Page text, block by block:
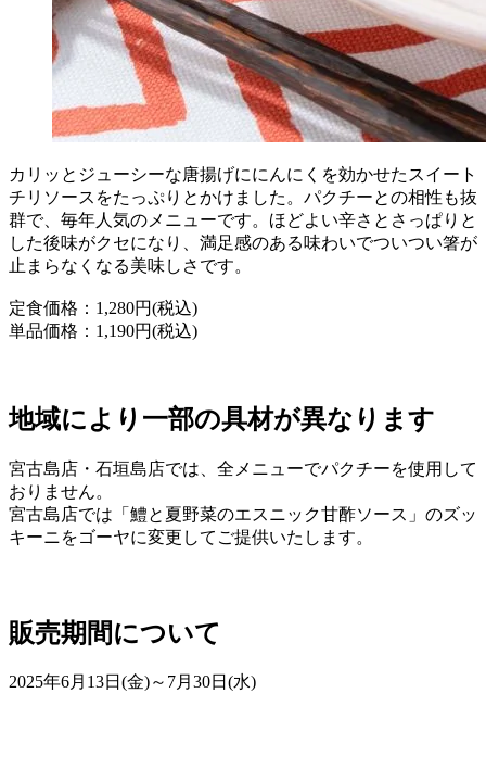
カリッとジューシーな唐揚げににんにくを効かせたスイート
チリソースをたっぷりとかけました。パクチーとの相性も抜
群で、毎年人気のメニューです。ほどよい辛さとさっぱりと
した後味がクセになり、満足感のある味わいでついつい箸が
止まらなくなる美味しさです。
定食価格：1,280円(税込)
単品価格：1,190円(税込)
地域により一部の具材が異なります
宮古島店・石垣島店では、全メニューでパクチーを使用して
おりません。
宮古島店では「鱧と夏野菜のエスニック甘酢ソース」のズッ
キーニをゴーヤに変更してご提供いたします。
販売期間について
2025年6⽉13⽇(金)～7月30日(水)